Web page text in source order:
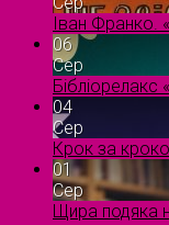
Іван Франко.
06
Сер
Бібліорелакс
04
Сер
Крок за
01
Сер
Щира подяка